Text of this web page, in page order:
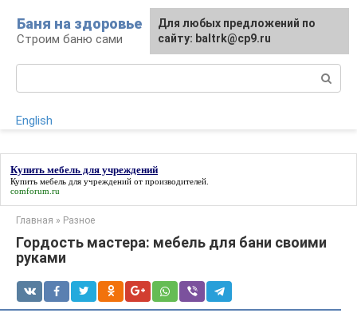
контенту
Баня на здоровье
Строим баню сами
English
Купить мебель для учреждений
Купить мебель для учреждений от производителей.
comforum.ru
Главная » Разное
Гордость мастера: мебель для бани своими
руками
Для любых предложений по
сайту: baltrk@cp9.ru